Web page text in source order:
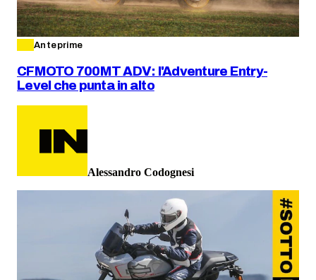
Anteprime
CFMOTO 700MT ADV: l'Adventure Entry-
Level che punta in alto
Alessandro Codognesi